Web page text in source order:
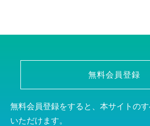
無料会員登録
無料会員登録をすると、本サイトの
いただけます。